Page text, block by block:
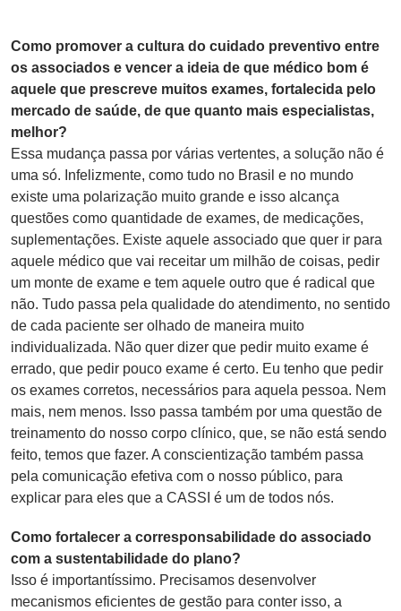
Como promover a cultura do cuidado preventivo entre
os associados e vencer a ideia de que médico bom é
aquele que prescreve muitos exames, fortalecida pelo
mercado de saúde, de que quanto mais especialistas,
melhor?
Essa mudança passa por várias vertentes, a solução não é
uma só. Infelizmente, como tudo no Brasil e no mundo
existe uma polarização muito grande e isso alcança
questões como quantidade de exames, de medicações,
suplementações. Existe aquele associado que quer ir para
aquele médico que vai receitar um milhão de coisas, pedir
um monte de exame e tem aquele outro que é radical que
não. Tudo passa pela qualidade do atendimento, no sentido
de cada paciente ser olhado de maneira muito
individualizada. Não quer dizer que pedir muito exame é
errado, que pedir pouco exame é certo. Eu tenho que pedir
os exames corretos, necessários para aquela pessoa. Nem
mais, nem menos. Isso passa também por uma questão de
treinamento do nosso corpo clínico, que, se não está sendo
feito, temos que fazer. A conscientização também passa
pela comunicação efetiva com o nosso público, para
explicar para eles que a CASSI é um de todos nós.
Como fortalecer a corresponsabilidade do associado
com a sustentabilidade do plano?
Isso é importantíssimo. Precisamos desenvolver
mecanismos eficientes de gestão para conter isso, a